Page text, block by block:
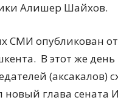
Алишер Шайхов.
СМИ опубликован
В этот же
(аксакалов)
глава сената